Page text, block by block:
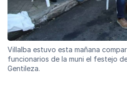
Villalba estuvo esta mañana
funcionarios de la muni el festejo
Gentileza.